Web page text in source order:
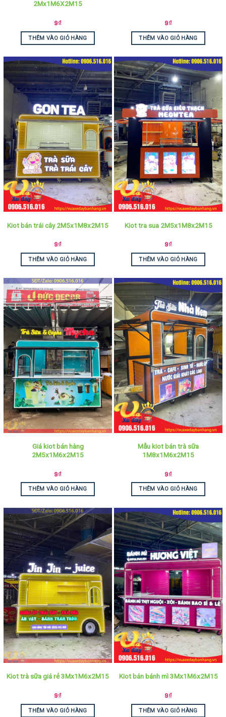
2Mx1M6X2M15
9₫
THÊM VÀO GIỎ HÀNG
9₫
THÊM VÀO GIỎ HÀNG
Kiot bán trái cây 2M5x1M8x2M15
9₫
THÊM VÀO GIỎ HÀNG
Kiot tra sua 2M5x1M8x2M15
9₫
THÊM VÀO GIỎ HÀNG
Giá kiot bán hàng
2M5x1M6x2M15
9₫
THÊM VÀO GIỎ HÀNG
Mẫu kiot bán trà sữa
1M8x1M6x2M15
9₫
THÊM VÀO GIỎ HÀNG
Kiot trà sữa giá rẻ 3Mx1M6x2M15
9₫
THÊM VÀO GIỎ HÀNG
Kiot bán bánh mì 3Mx1M6x2M15
9₫
THÊM VÀO GIỎ HÀNG